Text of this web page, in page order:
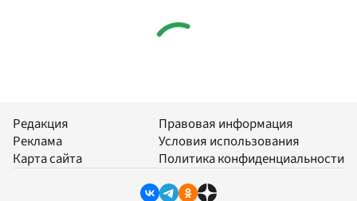
Редакция
Реклама
Карта сайта
Правовая информация
Условия использования
Политика конфиденциальности